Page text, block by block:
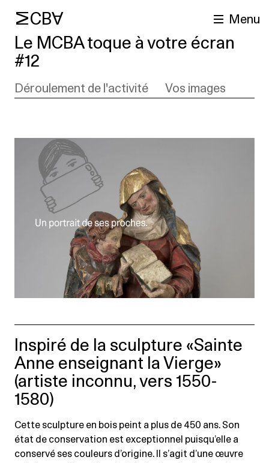
MCBA Menu
Le MCBA toque à votre écran
#12
Déroulement de l'activité Vos images
Inspiré de la sculpture «Sainte
Anne enseignant la Vierge»
(artiste inconnu, vers 1550-
1580)
Cette sculpture en bois peint a plus de 450 ans. Son
état de conservation est exceptionnel puisqu’elle a
conservé ses couleurs d’origine. Il s’agit d’une œuvre